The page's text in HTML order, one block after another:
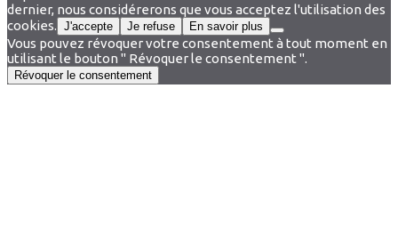
dernier, nous considérerons que vous acceptez l'utilisation des
cookies. J'accepte Je refuse En savoir plus
Vous pouvez révoquer votre consentement à tout moment en
utilisant le bouton " Révoquer le consentement ".
Révoquer le consentement